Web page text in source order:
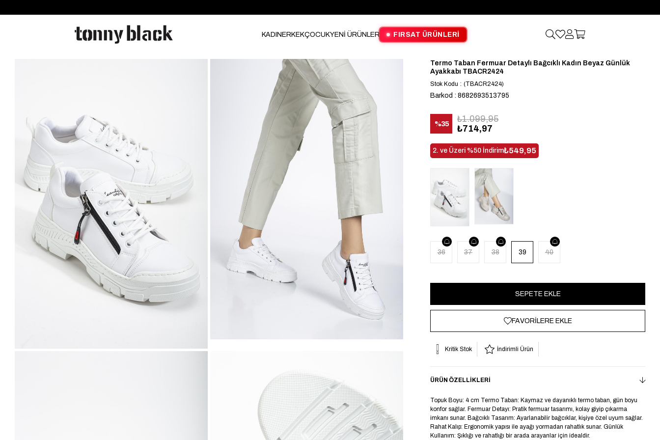
KADINERKEKÇOCUKYENİ ÜRÜNLER FIRSAT ÜRÜNLERİ
Termo Taban Fermuar Detaylı Bağcıklı Kadın Beyaz Günlük
Ayakkabı TBACR2424
Stok Kodu (TBACR2424)
Barkod : 8682693513795
%35
İndirim
₺1.099,95
₺714,97
2. ve Üzeri %50 İndirim₺549,95
36 37 38 39 40
FAVORILERE EKLE
Kritik Stok İndirimli Ürün
ÜRÜN ÖZELLIKLERI
Topuk Boyu: 4 cm Termo Taban: Kaymaz ve dayanıklı termo taban, gün boyu
konfor sağlar. Fermuar Detayı: Pratik fermuar tasarımı, kolay giyip çıkarma
imkanı sunar. Bağcıklı Tasarım: Ayarlanabilir bağcıklar, kişiye özel uyum sağlar.
Rahat Kalıp: Ergonomik yapısı ile ayağı yormadan rahatlık sunar. Günlük
Kullanım: Şıklığı ve rahatlığı bir arada arayanlar için idealdir.